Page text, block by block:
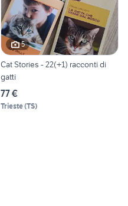
5
Cat Stories - 22(+1) racconti di
gatti
77 €
Trieste(TS)